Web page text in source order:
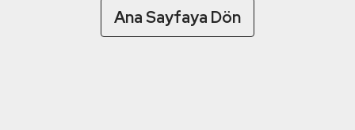
Ana Sayfaya Dön